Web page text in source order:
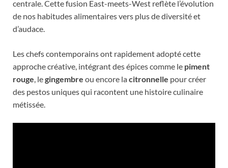
centrale. Cette fusion East-meets-West reflète l’évolution
de nos habitudes alimentaires vers plus de diversité et
d’audace.
Les chefs contemporains ont rapidement adopté cette
approche créative, intégrant des épices comme le piment
rouge, legingembre ou encore lacitronnelle pour créer
des pestos uniques qui racontent une histoire culinaire
métissée.